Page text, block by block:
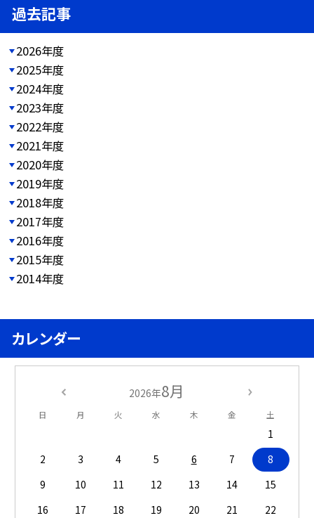
過去記事
2026年度
2025年度
2024年度
2023年度
2022年度
2021年度
2020年度
2019年度
2018年度
2017年度
2016年度
2015年度
2014年度
カレンダー
2026年8月
日 月 火 水 木 金 土
1
2
3 4 5 6 7
8
9
10 11 12 13 14
15
16
17 18 19 20 21
22